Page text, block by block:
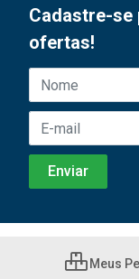
Cadastre-se
ofertas!
Meus